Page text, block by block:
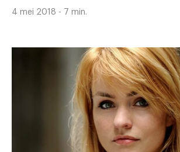
4 mei 2018 - 7 min.